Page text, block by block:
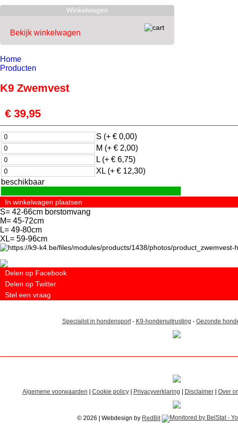
Winkelwagen
Bekijk winkelwagen
Home
Producten
K9 Zwemvest
€ 39,95
S (+ € 0,00)
M (+ € 2,00)
L (+ € 6,75)
XL (+ € 12,30)
beschikbaar
In winkelwagen plaatsen
S= 42-66cm borstomvang
M= 45-72cm
L= 49-80cm
XL= 59-96cm
Delen op Facebook
Delen op Twitter
Stel een vraag
Specialist in hondensport- K9-hondenuitrusting - Gezonde
Algemene voorwaarden Cookie policy| Privacyverklaring Disclaimer| Over
© 2026 | Webdesign by RedBit